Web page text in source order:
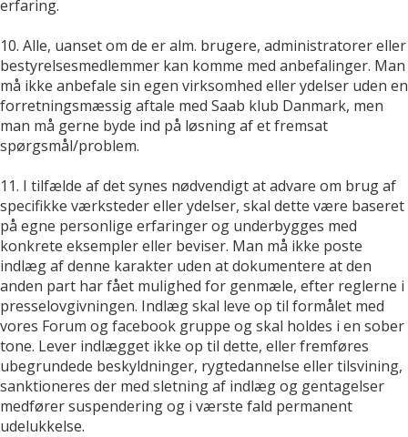
erfaring.
10. Alle, uanset om de er alm. brugere, administratorer eller
bestyrelsesmedlemmer kan komme med anbefalinger. Man
må ikke anbefale sin egen virksomhed eller ydelser uden en
forretningsmæssig aftale med Saab klub Danmark, men
man må gerne byde ind på løsning af et fremsat
spørgsmål/problem.
11. I tilfælde af det synes nødvendigt at advare om brug af
specifikke værksteder eller ydelser, skal dette være baseret
på egne personlige erfaringer og underbygges med
konkrete eksempler eller beviser. Man må ikke poste
indlæg af denne karakter uden at dokumentere at den
anden part har fået mulighed for genmæle, efter reglerne i
presselovgivningen. Indlæg skal leve op til formålet med
vores Forum og facebook gruppe og skal holdes i en sober
tone. Lever indlægget ikke op til dette, eller fremføres
ubegrundede beskyldninger, rygtedannelse eller tilsvining,
sanktioneres der med sletning af indlæg og gentagelser
medfører suspendering og i værste fald permanent
udelukkelse.